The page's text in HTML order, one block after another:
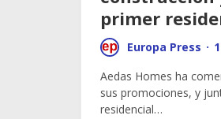
primer
Europa Press ·
Aedas Homes ha
sus promociones, y
residencial…